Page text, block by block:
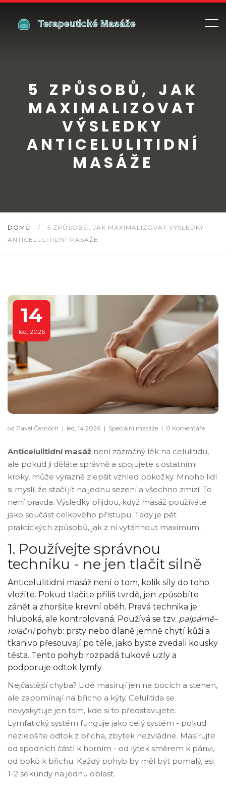
5 ZPŮSOBŮ, JAK
MAXIMALIZOVAT
VÝSLEDKY
ANTICELULITIDNÍ
MASÁŽE
DOMŮ /
5 ZPŮSOBŮ, JAK MAXIMALIZOVAT VÝSLEDKY
ANTICELULITIDNÍ MASÁŽE
14
led, 2026
od Pavel Černoch | led, 14 2026 | Speciální masáže | 0 Komentáře
Anticelulitidní masáž není zázračný lék na celulitidu,
ale pokud ji děláte správně a spojujete s ostatními
kroky, může výrazně zlepšit vzhled pokožky. Mnoho lidí
si myslí, že stačí jít na jednu sezení a všechno zmizí. To
není pravda. Výsledky přijdou, když masáž používáte
jako součást celkového přístupu. Tady je pět
praktických způsobů, jak z ní vytáhnout maximum.
1. Používejte správnou
techniku - ne jen tlačit silně
Anticelulitidní masáž není o tom, kolik síly do toho
vložíte. Pokud tlačíte příliš tvrdě, jen způsobíte
zánět a zhoršíte krevní oběh. Pravá technika je
hluboká, ale kontrolovaná. Používá se tzv. palpárně-
rolačnípohyb: prsty nebo dlaně jemně chytí kůži a
tkanivo přesouvají po těle, jako byste zvedali kousky
těsta. Tento pohyb rozpadá tukové uzly a
podporuje odtok lymfy.
Nejčastější chyba? Lidé masírují jen na bocích a stehen,
ale zapomínají na břicho a kýty. Celulitida se
nevyskytuje jen tam, kde si to představujete.
Lymfatický systém funguje jako celý systém - pokud
nezlepšíte odtok z břicha, zbytek nezvládne. Masírujte
od spodních částí k horním - od lýtek směrem k pánvi,
od boků k břichu. Každý pohyb by měl být pomalý, asi
1-2 sekundy na jednu oblast.